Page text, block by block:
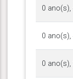
0 ano(s),
0 ano(s),
0 ano(s),